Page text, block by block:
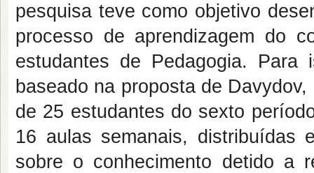
pesquisa teve como objetivo
processo de aprendizagem do
estudantes de Pedagogia. Para
baseado na proposta de
de 25 estudantes do sexto
16 aulas semanais, distribuídas
sobre o conhecimento detido a